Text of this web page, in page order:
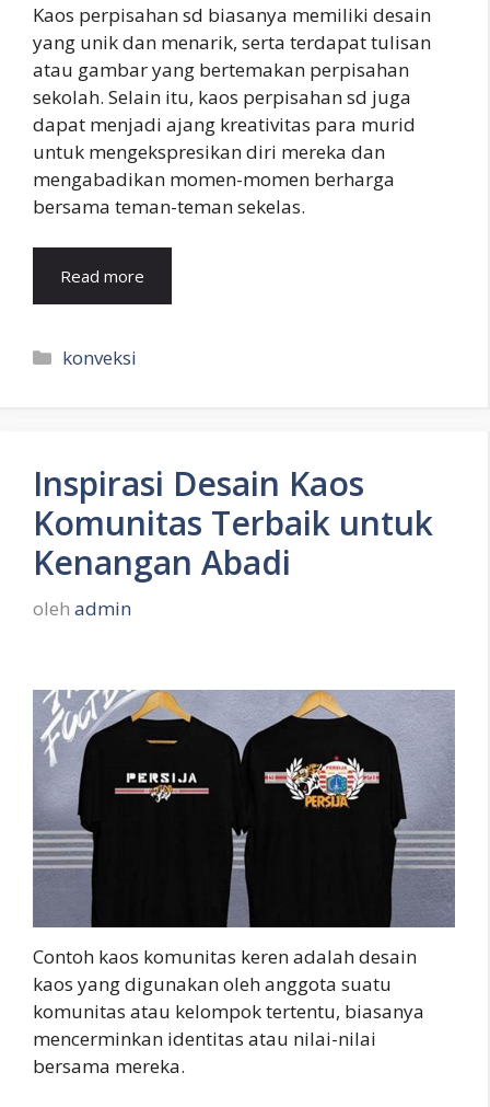
Kaos perpisahan sd biasanya memiliki desain
yang unik dan menarik, serta terdapat tulisan
atau gambar yang bertemakan perpisahan
sekolah. Selain itu, kaos perpisahan sd juga
dapat menjadi ajang kreativitas para murid
untuk mengekspresikan diri mereka dan
mengabadikan momen-momen berharga
bersama teman-teman sekelas.
Read more
Kategori
konveksi
Inspirasi Desain Kaos
Komunitas Terbaik untuk
Kenangan Abadi
oleh admin
Contoh kaos komunitas keren adalah desain
kaos yang digunakan oleh anggota suatu
komunitas atau kelompok tertentu, biasanya
mencerminkan identitas atau nilai-nilai
bersama mereka.